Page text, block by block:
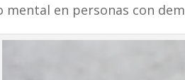
mental en personas con